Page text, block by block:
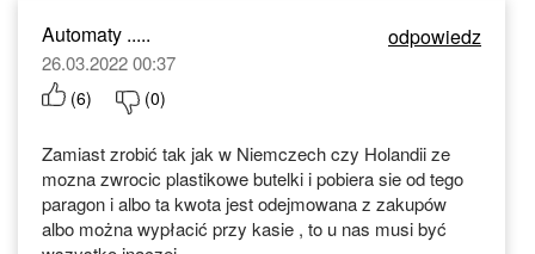
Automaty ..... odpowiedz
26.03.2022 00:37
(6) (0)
Zamiast zrobić tak jak w Niemczech czy Holandii ze
mozna zwrocic plastikowe butelki i pobiera sie od tego
paragon i albo ta kwota jest odejmowana z zakupów
albo można wypłacić przy kasie , to u nas musi być